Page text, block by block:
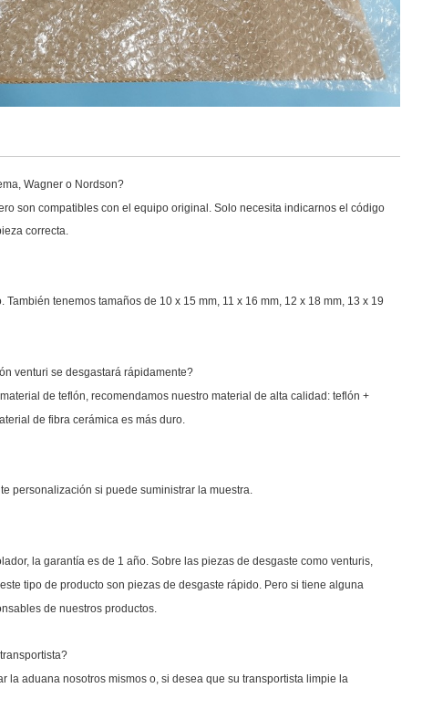
Wagner o Nordson?
son compatibles con el equipo original. Solo necesita indicarnos el código
correcta.
tenemos tamaños de 10 x 15 mm, 11 x 16 mm, 12 x 18 mm, 13 x 19
venturi se desgastará rápidamente?
de teflón, recomendamos nuestro material de alta calidad: teflón +
de fibra cerámica es más duro.
personalización si puede suministrar la muestra.
la garantía es de 1 año. Sobre las piezas de desgaste como venturis,
tipo de producto son piezas de desgaste rápido. Pero si tiene alguna
de nuestros productos.
la aduana nosotros mismos o, si desea que su transportista limpie la